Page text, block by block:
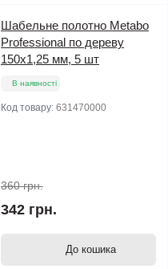
Шабельне полотно Metabo
Professional по дереву
150х1,25 мм, 5 шт
В наявності
Код товару: 631470000
360 грн.
342 грн.
До кошика